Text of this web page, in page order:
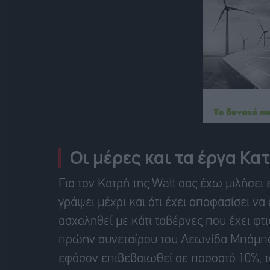
Οι μέρες και τα έργα
Για τον Κατρή της Watt σας έχω
γράψει μέχρι και ότι έχει αποφασίσει
ασχοληθεί με κάτι ταβέρνες που έχει
πρώην συνεταίρου του Λεωνίδα
εφόσον επιβεβαιωθεί σε ποσοστό 10%,